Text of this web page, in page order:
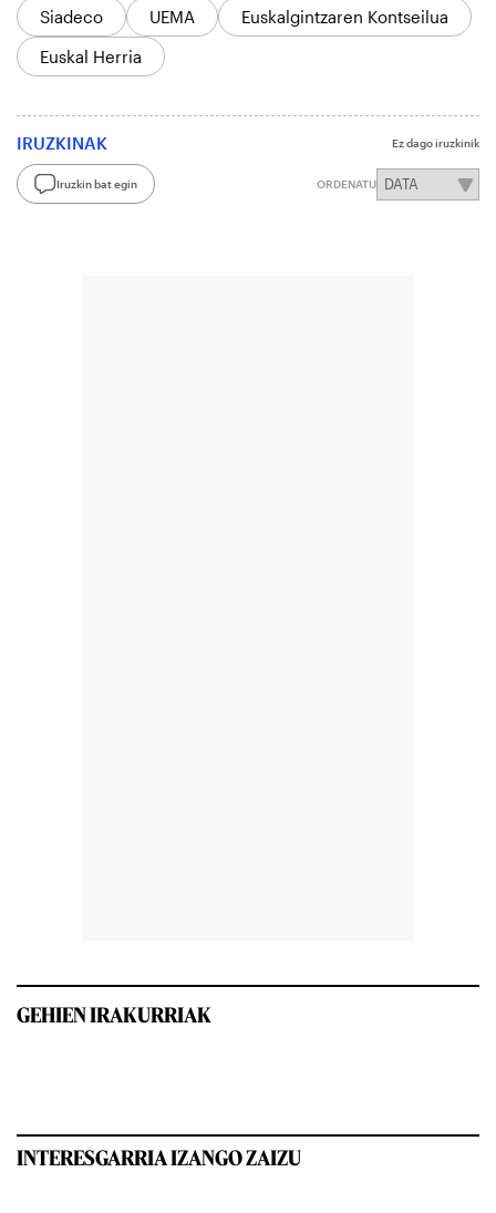
Siadeco UEMA
Euskalgintzaren Kontseilua
Euskal Herria
IRUZKINAK Ez dago iruzkinik
Iruzkin bat egin ORDENATU
GEHIEN IRAKURRIAK
INTERESGARRIA IZANGO ZAIZU